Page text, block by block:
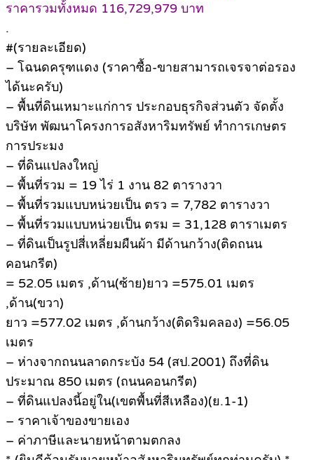
ราคารวมทั้งหมด 116,729,979 บาท
.
#(รายละเอียด)
– โฉนดครุฑแดง (ราคาซื้อ-ขายสามารถเจรจาต่อรอง
ได้นะครับ)
– พื้นที่ดินเหมาะแก่การ ประกอบธุรกิจส่วนตัว จัดตั้ง
บริษัท พัฒนาโครงการอสังหาริมทรัพย์ ทำการเกษตร
การประมง
– ที่ดินแปลงใหญ่
– พื้นที่รวม = 19 ไร่ 1 งาน 82 ตารางวา
– พื้นที่รวมแบบหน่วยเป็น ตรว = 7,782 ตารางวา
– พื้นที่รวมแบบหน่วยเป็น ตรม = 31,128 ตาราเมตร
– ที่ดินเป็นรูปสี่เหลี่ยมผืนผ้า มีด้านกว้าง(ติดถนน
คอนกรีต)
= 52.05 เมตร ,ด้าน(ซ้าย)ยาว =575.01 เมตร
,ด้าน(ขวา)
ยาว =577.02 เมตร ,ด้านกว้าง(ติดริมคลอง) =56.05
เมตร
– ห่างจากถนนลาดกระบัง 54 (สป.2001) ถึงที่ดิน
ประมาณ 850 เมตร (ถนนคอนกรีต)
– ที่ดินแปลงนี้อยู่ใน(เขตพื้นที่สีเหลือง)(ย.1-1)
– ราคาเจ้าของขายเอง
– ค่าภาษีและนายหน้าตามตกลง